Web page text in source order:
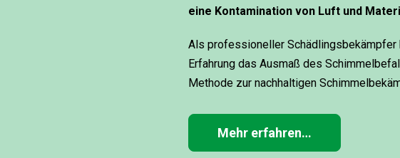
eine Kontamination von Luft und
Als professioneller Schädlingsbekämpfer
Erfahrung das Ausmaß des
Methode zur nachhaltigen
Mehr erfahren…